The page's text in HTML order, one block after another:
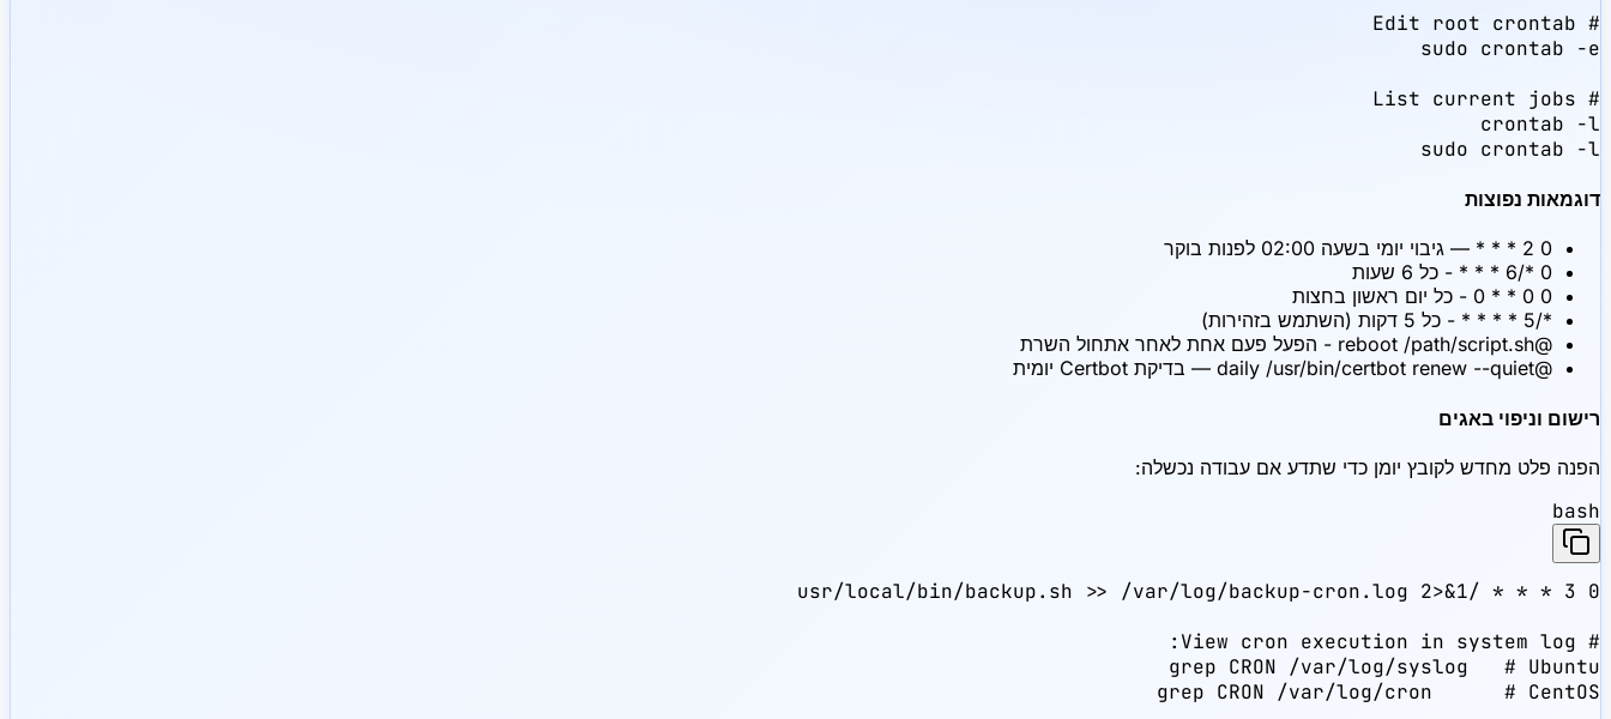
sudo crontab -l
דוגמאות נפוצות
0 2 * * * — גיבוי יומי בשעה 02:00 לפנות בוקר
0 */6 * * * - כל 6 שעות
0 0 * * 0 - כל יום ראשון בחצות
*/5 * * * * - כל 5 דקות (השתמש בזהירות)
@reboot /path/script.sh - הפעל פעם אחת לאחר אתחול השרת
@daily /usr/bin/certbot renew --quiet — בדיקת Certbot יומית
רישום וניפוי באגים
הפנה פלט מחדש לקובץ יומן כדי שתדע אם עבודה נכשלה:
bash
grep CRON /var/log/cron      # CentOS